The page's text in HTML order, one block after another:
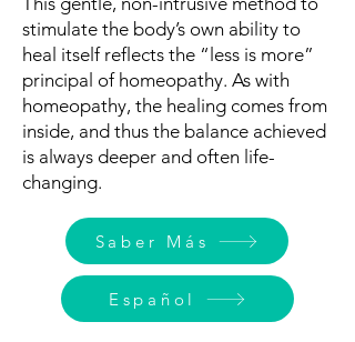
stimulate the body’s own ability to
heal itself reflects the “less is more”
principal of homeopathy. As with
homeopathy, the healing comes from
inside, and thus the balance achieved
is always deeper and often life-
changing.
Saber Más
Español